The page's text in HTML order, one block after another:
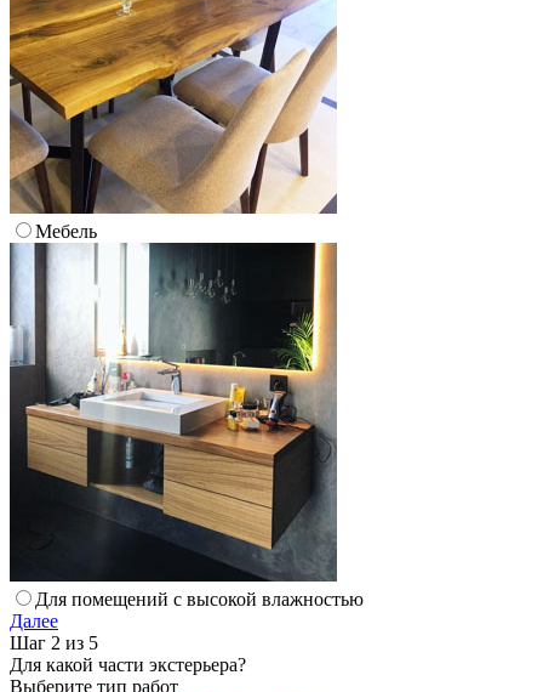
Мебель
Для помещений с высокой влажностью
Далее
Шаг 2 из 5
Для какой части экстерьера?
Выберите тип работ